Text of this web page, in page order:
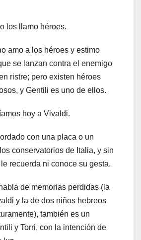
los llamo héroes.
amo a los héroes y estimo
se lanzan contra el enemigo
ristre; pero existen héroes
y Gentili es uno de ellos.
hoy a Vivaldi.
con una placa o un
conservatorios de Italia, y sin
recuerda ni conoce su gesta.
de memorias perdidas (la
y la de dos niños hebreos
también es un
y Torri, con la intención de